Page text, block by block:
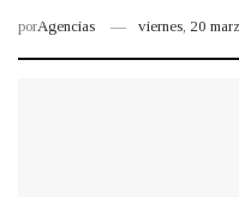
porAgencias viernes, 20